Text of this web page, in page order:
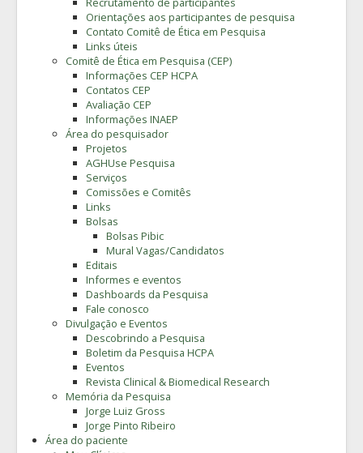
Orientações aos participantes de pesquisa
Contato Comitê de Ética em Pesquisa
Links úteis
Comitê de Ética em Pesquisa (CEP)
Informações CEP HCPA
Contatos CEP
Avaliação CEP
Informações INAEP
Área do pesquisador
Projetos
AGHUse Pesquisa
Serviços
Comissões e Comitês
Links
Bolsas
Bolsas Pibic
Mural Vagas/Candidatos
Editais
Informes e eventos
Dashboards da Pesquisa
Fale conosco
Divulgação e Eventos
Descobrindo a Pesquisa
Boletim da Pesquisa HCPA
Eventos
Revista Clinical & Biomedical Research
Memória da Pesquisa
Jorge Luiz Gross
Jorge Pinto Ribeiro
Área do paciente